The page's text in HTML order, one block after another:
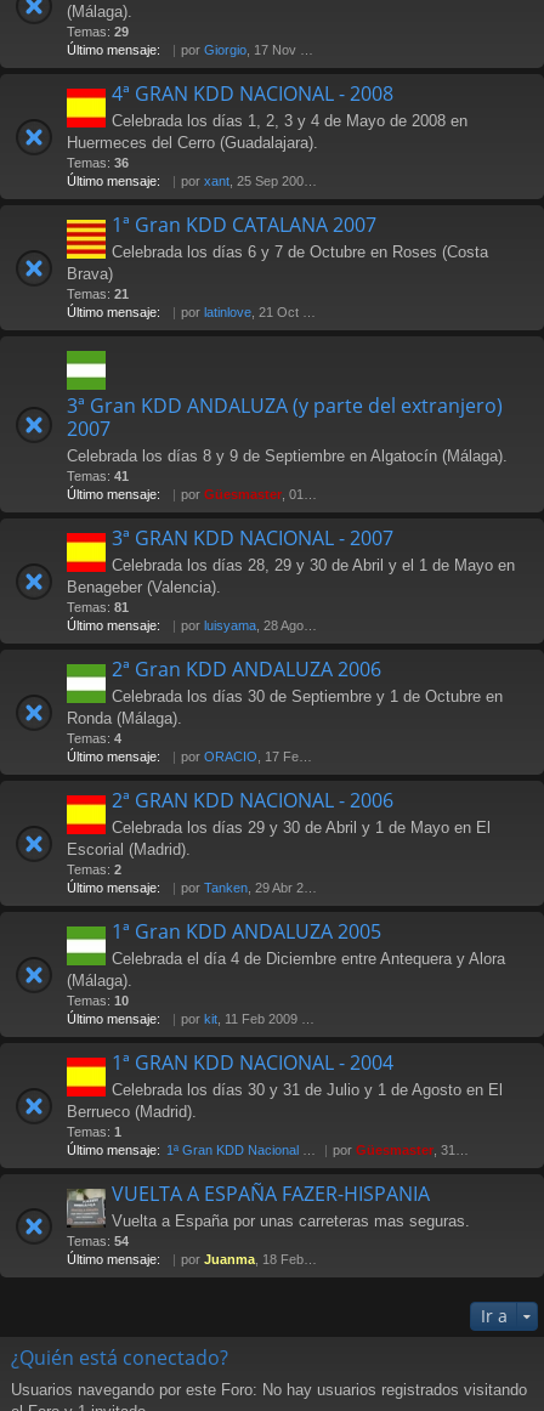
(Málaga).
Temas: 29
Último mensaje:
por Giorgio , 17 Nov 2009 22:01
4ª GRAN KDD NACIONAL - 2008
Celebrada los días 1, 2, 3 y 4 de Mayo de 2008 en
Huermeces del Cerro (Guadalajara).
Temas: 36
Último mensaje:
por xant , 25 Sep 2008 11:02
1ª Gran KDD CATALANA 2007
Celebrada los días 6 y 7 de Octubre en Roses (Costa
Brava)
Temas: 21
Último mensaje:
por latinlove , 21 Oct 2007 20:28
3ª Gran KDD ANDALUZA (y parte del extranjero)
2007
Celebrada los días 8 y 9 de Septiembre en Algatocín (Málaga).
Temas: 41
Último mensaje:
por Güesmaster , 01 Oct 2007 02:36
3ª GRAN KDD NACIONAL - 2007
Celebrada los días 28, 29 y 30 de Abril y el 1 de Mayo en
Benageber (Valencia).
Temas: 81
Último mensaje:
por luisyama , 28 Ago 2009 19:24
2ª Gran KDD ANDALUZA 2006
Celebrada los días 30 de Septiembre y 1 de Octubre en
Ronda (Málaga).
Temas: 4
Último mensaje:
por ORACIO , 17 Feb 2007 23:29
2ª GRAN KDD NACIONAL - 2006
Celebrada los días 29 y 30 de Abril y 1 de Mayo en El
Escorial (Madrid).
Temas: 2
Último mensaje:
por Tanken , 29 Abr 2006 14:25
1ª Gran KDD ANDALUZA 2005
Celebrada el día 4 de Diciembre entre Antequera y Alora
(Málaga).
Temas: 10
Último mensaje:
por kit , 11 Feb 2009 17:08
1ª GRAN KDD NACIONAL - 2004
Celebrada los días 30 y 31 de Julio y 1 de Agosto en El
Berrueco (Madrid).
Temas: 1
Último mensaje: 1ª Gran KDD Nacional 2004 por Güesmaster , 31 Oct 2005 11:37
VUELTA A ESPAÑA FAZER-HISPANIA
Vuelta a España por unas carreteras mas seguras.
Temas: 54
Último mensaje:
por Juanma , 18 Feb 2013 12:27
Ir a
¿Quién está conectado?
Usuarios navegando por este Foro: No hay usuarios registrados visitando